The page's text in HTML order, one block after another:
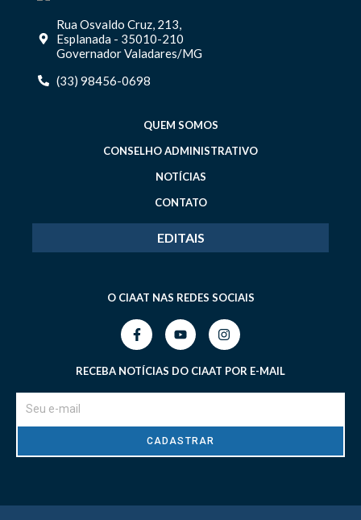
Rua Osvaldo Cruz, 213,
Esplanada - 35010-210
Governador Valadares/MG
(33) 98456-0698
QUEM SOMOS
CONSELHO ADMINISTRATIVO
NOTÍCIAS
CONTATO
EDITAIS
O CIAAT NAS REDES SOCIAIS
RECEBA NOTÍCIAS DO CIAAT POR E-MAIL
CADASTRAR